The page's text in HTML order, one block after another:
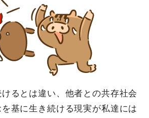
るとは違い、他者との共存社会
基に生き続ける現実が私達には